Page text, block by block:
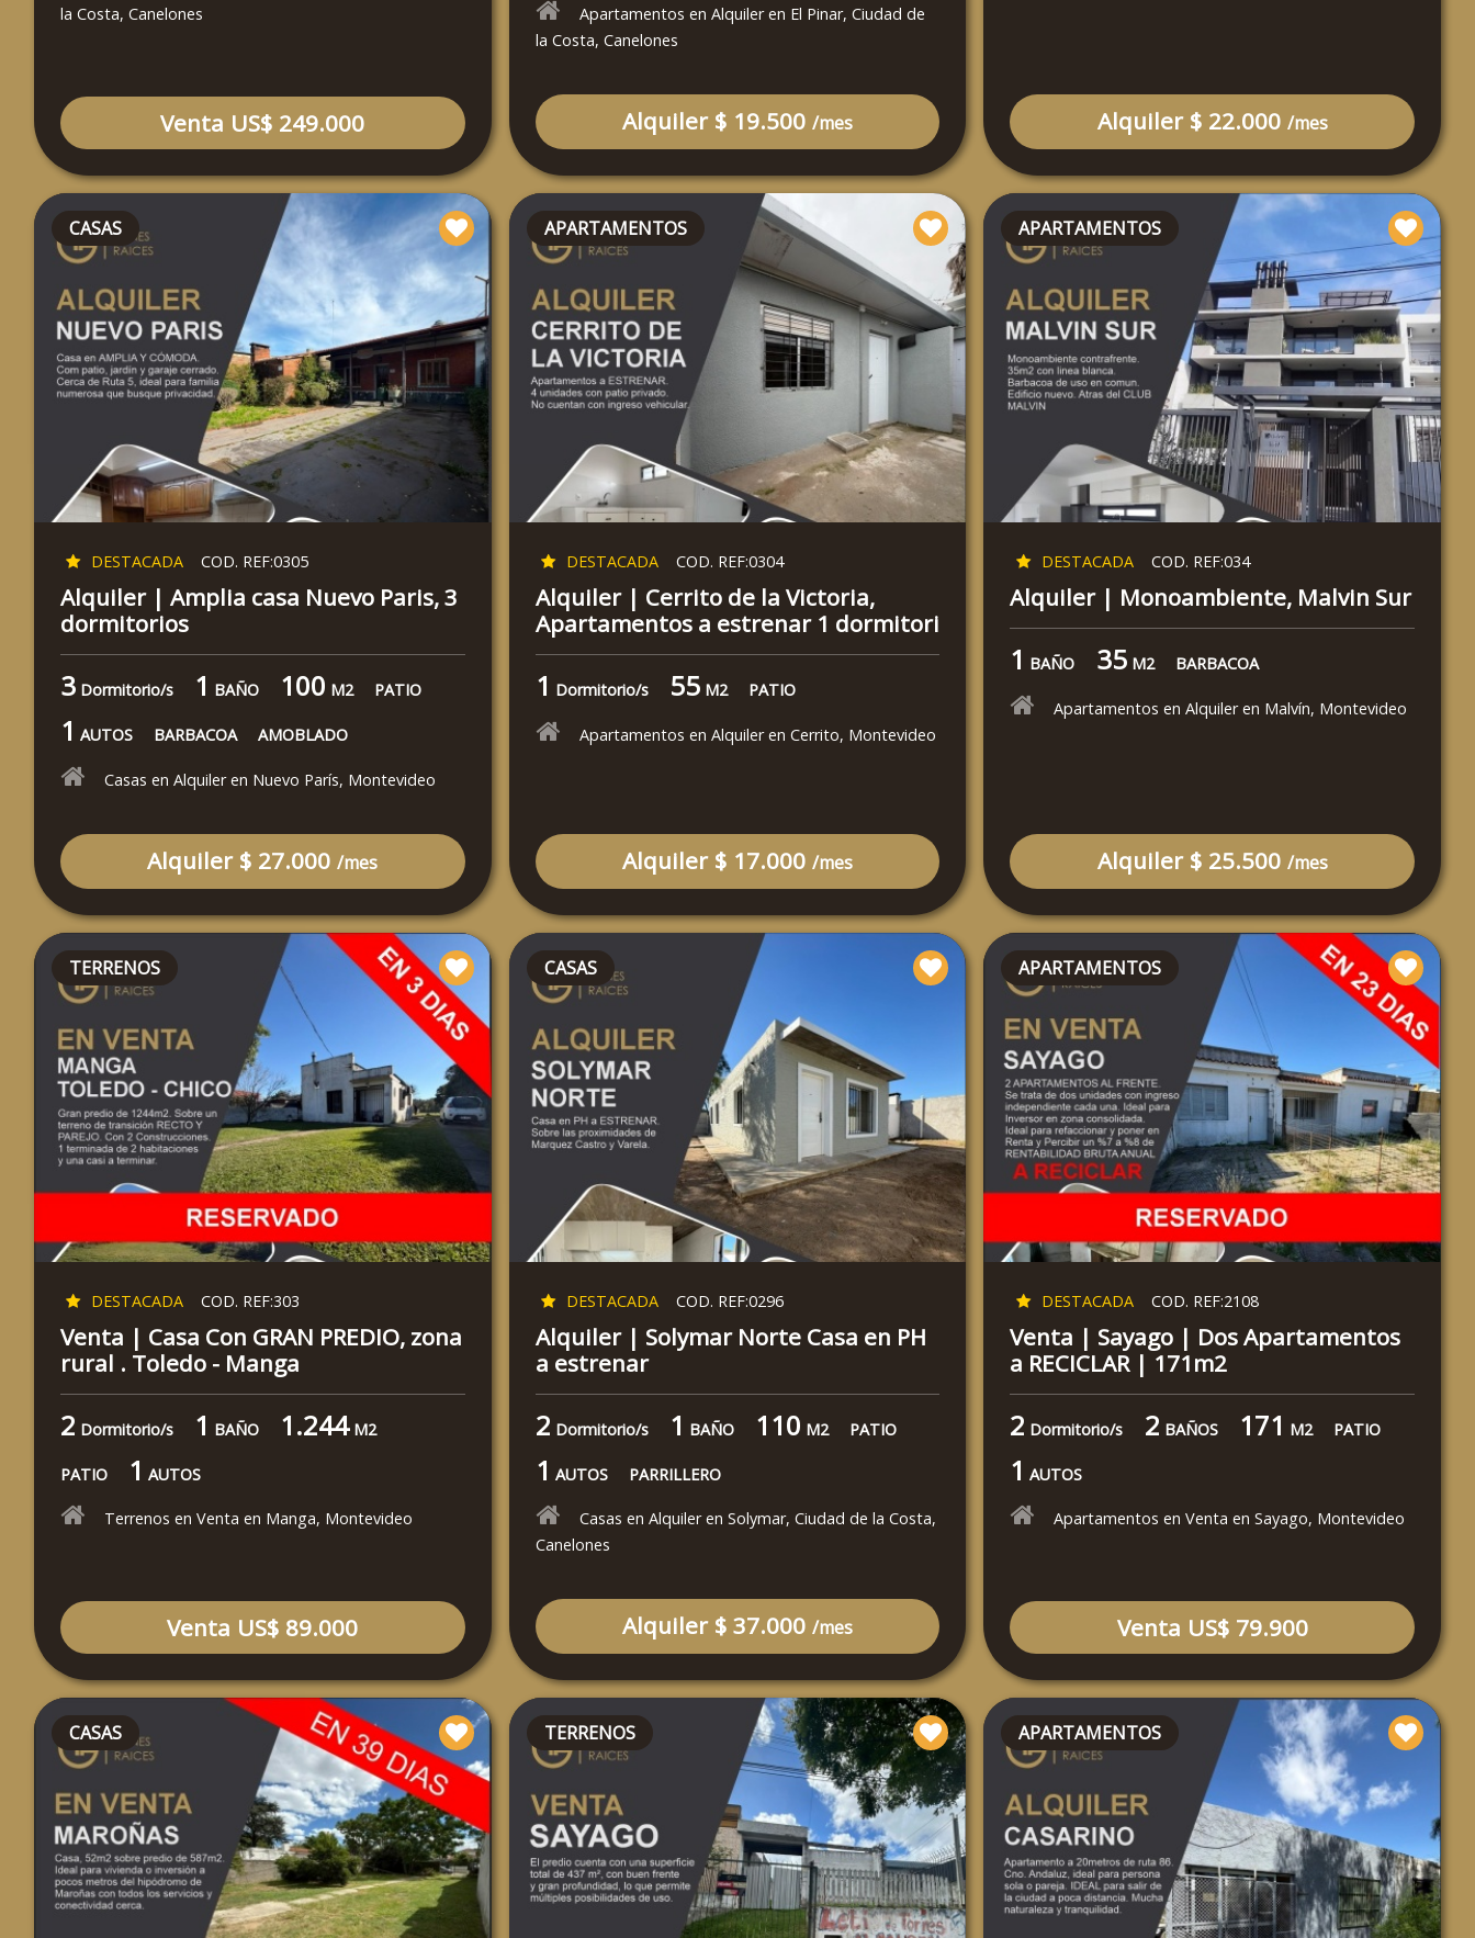
la Costa, Canelones
Venta US$ 249.000
Apartamentos en Alquiler en El Pinar, Ciudad de
la Costa, Canelones
Alquiler $ 19.500 /mes Alquiler $ 22.000 /mes
CASAS
DESTACADA COD. REF:0305
Alquiler | Amplia casa Nuevo Paris, 3
dormitorios
3Dormitorio/s 1 BAÑO 100 M2 PATIO
1 AUTOS BARBACOA AMOBLADO
Casas en Alquiler en Nuevo París, Montevideo
Alquiler $ 27.000/mes
APARTAMENTOS
DESTACADA COD. REF:0304
Alquiler | Cerrito de la Victoria,
Apartamentos a estrenar 1 dormitori
1 Dormitorio/s 55M2 PATIO
Apartamentos en Alquiler en Cerrito, Montevideo
Alquiler $ 17.000 /mes
APARTAMENTOS
DESTACADA COD. REF:034
Alquiler | Monoambiente, Malvin Sur
1 BAÑO 35M2 BARBACOA
Apartamentos en Alquiler en Malvín, Montevideo
Alquiler $ 25.500 /mes
TERRENOS
DESTACADA COD. REF:303
Venta | Casa Con GRAN PREDIO, zona
rural . Toledo - Manga
2 Dormitorio/s 1 BAÑO 1.244M2
PATIO 1 AUTOS
Terrenos en Venta en Manga, Montevideo
Venta US$ 89.000
CASAS
DESTACADA COD. REF:0296
Alquiler | Solymar Norte Casa en PH
a estrenar
2 Dormitorio/s 1 BAÑO 110 M2 PATIO
1 AUTOS PARRILLERO
Casas en Alquiler en Solymar, Ciudad de la Costa,
Canelones
Alquiler $ 37.000 /mes
APARTAMENTOS
DESTACADA COD. REF:2108
Venta | Sayago | Dos Apartamentos
a RECICLAR | 171m2
2 Dormitorio/s 2 BAÑOS 171 M2 PATIO
1 AUTOS
Apartamentos en Venta en Sayago, Montevideo
Venta US$ 79.900
CASAS TERRENOS APARTAMENTOS